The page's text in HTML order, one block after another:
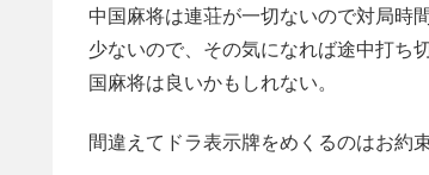
中国麻将は連荘が一切ないので対局時
少ないので、その気になれば途中打ち
国麻将は良いかもしれない。
間違えてドラ表示牌をめくるのはお約束